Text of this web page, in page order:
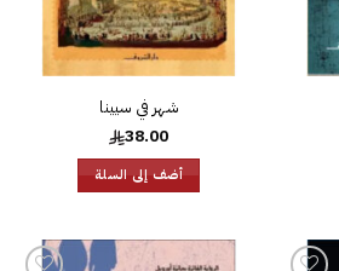
شهر في سيينا
38.00
أضف إلى السلة